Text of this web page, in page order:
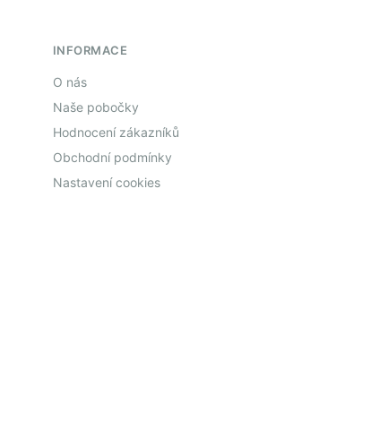
INFORMACE
O nás
Naše pobočky
Hodnocení zákazníků
Obchodní podmínky
Nastavení cookies